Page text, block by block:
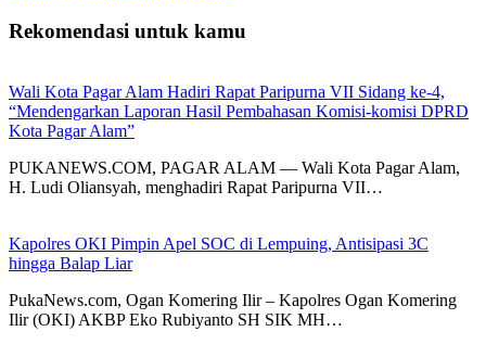
Rekomendasi untuk kamu
Wali Kota Pagar Alam Hadiri Rapat Paripurna VII Sidang ke-4,
“Mendengarkan Laporan Hasil Pembahasan Komisi-komisi DPRD
Kota Pagar Alam”
PUKANEWS.COM, PAGAR ALAM — Wali Kota Pagar Alam,
H. Ludi Oliansyah, menghadiri Rapat Paripurna VII…
Kapolres OKI Pimpin Apel SOC di Lempuing, Antisipasi 3C
hingga Balap Liar
PukaNews.com, Ogan Komering Ilir – Kapolres Ogan Komering
Ilir (OKI) AKBP Eko Rubiyanto SH SIK MH…